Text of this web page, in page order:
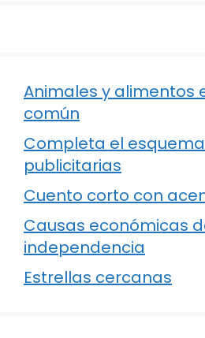
Animales y alimentos
común
Completa el
publicitarias
Cuento corto con
Causas económicas
independencia
Estrellas cercanas